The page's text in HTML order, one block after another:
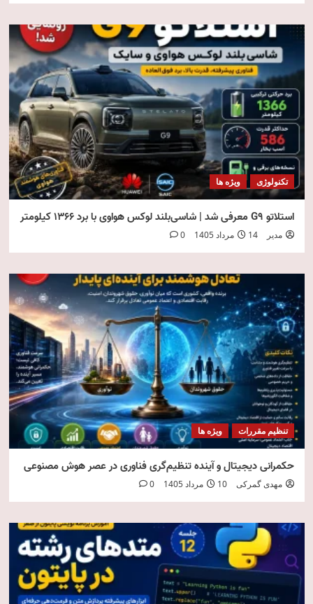
تکنولوژی ویژه ها
استلاتو G9 معرفی شد | شاسی‌بلند لوکس هواوی با برد ۱۳۶۶ کیلومتر
مدیر 14 مرداد 1405 0
تنظیم مقررات ویژه ها
حکمرانی دیجیتال و آینده تنظیم‌گری فناوری در عصر هوش مصنوعی
مهدی گمرکی 10 مرداد 1405 0